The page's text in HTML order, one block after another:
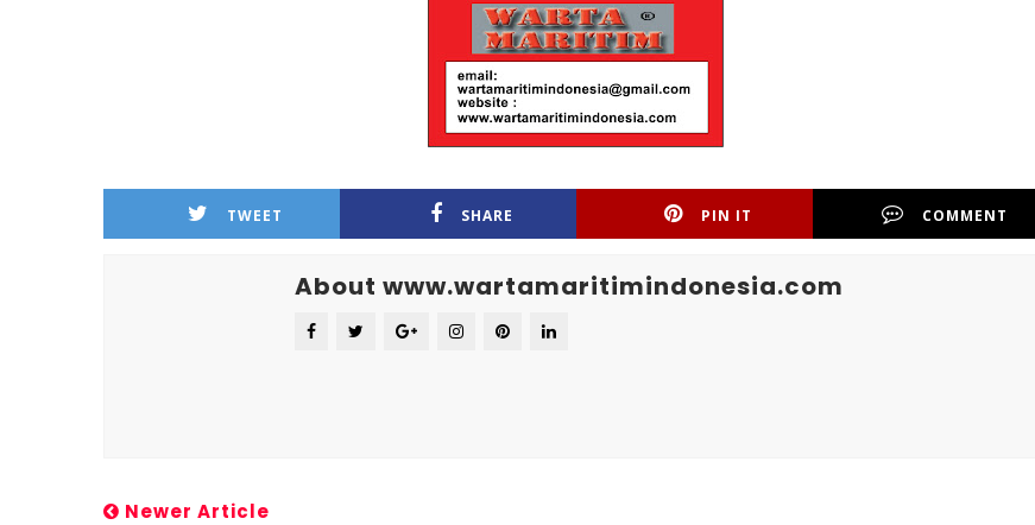
TWEET SHARE PIN IT COMMENT
About www.wartamaritimindonesia.com
Newer Article